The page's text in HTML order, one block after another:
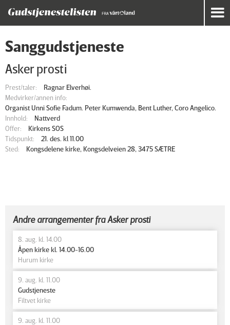
Sanggudstjeneste
Asker prosti
Prest/taler:
Ragnar Elverhøi.
Medvirker/annen info:
Organist Unni Sofie Fadum. Peter Kumwenda, Bent Luther, Coro Angelico.
Innhold:
Nattverd
Offer:
Kirkens SOS
Tidspunkt:
21. des. kl 11.00
Sted:
Kongsdelene kirke, Kongsdelveien 28, 3475 SÆTRE
Andre arrangementer fra Asker prosti
8. aug. kl. 14.00
Åpen kirke kl. 14.00-16.00
Hurum kirke
9. aug. kl. 11.00
Gudstjeneste
Filtvet kirke
9. aug. kl. 11.00